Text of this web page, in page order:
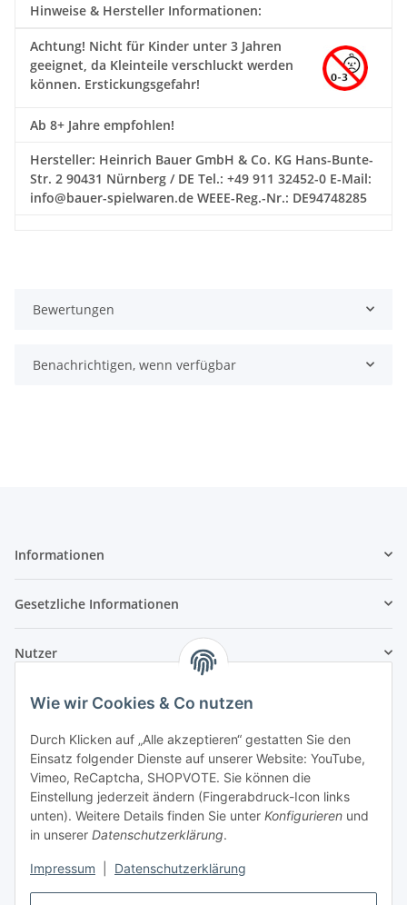
Wie wir Cookies & Co nutzen
Durch Klicken auf „Alle akzeptieren“ gestatten Sie den
Einsatz folgender Dienste auf unserer Website: YouTube,
Vimeo, ReCaptcha, SHOPVOTE. Sie können die
Einstellung jederzeit ändern (Fingerabdruck-Icon links
unten). Weitere Details finden Sie unter Konfigurieren und
in unserer Datenschutzerklärung.
Impressum Datenschutzerklärung
Hinweise & Hersteller Informationen:
Achtung! Nicht für Kinder unter 3 Jahren
geeignet, da Kleinteile verschluckt werden
können. Erstickungsgefahr!
Ab 8+ Jahre empfohlen!
Hersteller: Heinrich Bauer GmbH & Co. KG Hans-Bunte-
Str. 2 90431 Nürnberg / DE Tel.: +49 911 32452-0 E-Mail:
info@bauer-spielwaren.de WEEE-Reg.-Nr.: DE94748285
Bewertungen
Benachrichtigen, wenn verfügbar
Informationen
Gesetzliche Informationen
Nutzer